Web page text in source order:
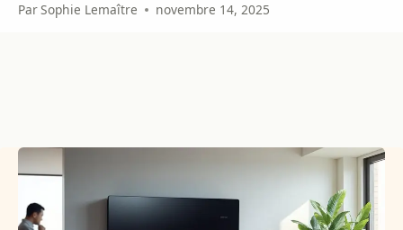
ParSophie Lemaître novembre 14, 2025